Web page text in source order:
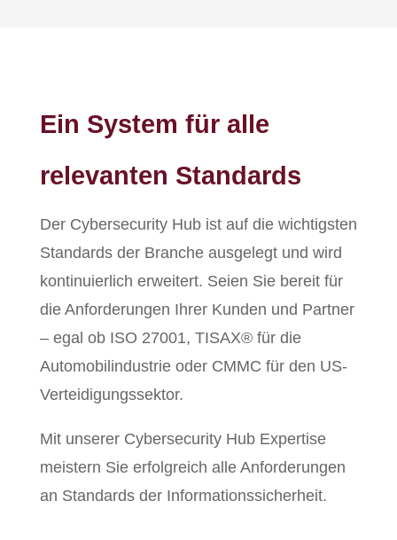
Ein System für alle
relevanten Standards
Der Cybersecurity Hub ist auf die wichtigsten
Standards der Branche ausgelegt und wird
kontinuierlich erweitert. Seien Sie bereit für
die Anforderungen Ihrer Kunden und Partner
– egal ob ISO 27001, TISAX® für die
Automobilindustrie oder CMMC für den US-
Verteidigungssektor.
Mit unserer Cybersecurity Hub Expertise
meistern Sie erfolgreich alle Anforderungen
an Standards der Informationssicherheit.